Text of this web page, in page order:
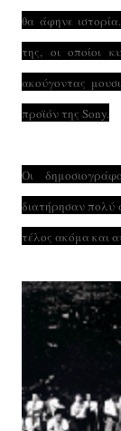
θα άφηνε
της, οι οποίοι
ακούγοντας
προϊόν της Sony.
Οι
διατήρησαν πολύ
τέλος ακόμα και